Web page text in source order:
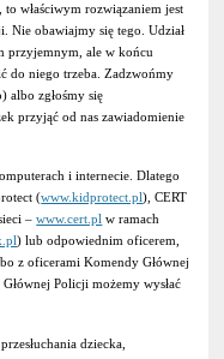
to właściwym rozwiązaniem jest
Nie obawiajmy się tego. Udział
przyjemnym, ale w końcu
do niego trzeba. Zadzwońmy
albo zgłośmy się
przyjąć od nas zawiadomienie
i internecie. Dlatego
(www.kidprotect.pl), CERT
–www.cert.pl w ramach
) lub odpowiednim oficerem,
z oficerami Komendy Głównej
Policji możemy wysłać
dziecka,